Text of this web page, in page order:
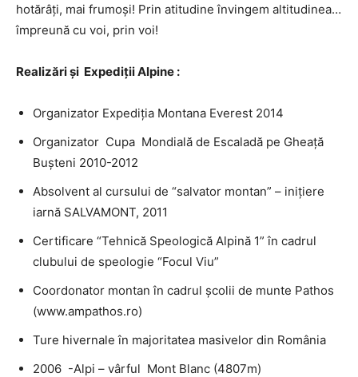
hotărâţi, mai frumoşi! Prin atitudine învingem altitudinea…
împreună cu voi, prin voi!
Realizări şi Expediţii Alpine :
Organizator Expediţia Montana Everest 2014
Organizator Cupa Mondială de Escaladă pe Gheaţă
Buşteni 2010-2012
Absolvent al cursului de “salvator montan” – iniţiere
iarnă SALVAMONT, 2011
Certificare “Tehnică Speologică Alpină 1” în cadrul
clubului de speologie “Focul Viu”
Coordonator montan în cadrul şcolii de munte Pathos
(www.ampathos.ro)
Ture hivernale în majoritatea masivelor din România
2006 -Alpi – vârful Mont Blanc (4807m)